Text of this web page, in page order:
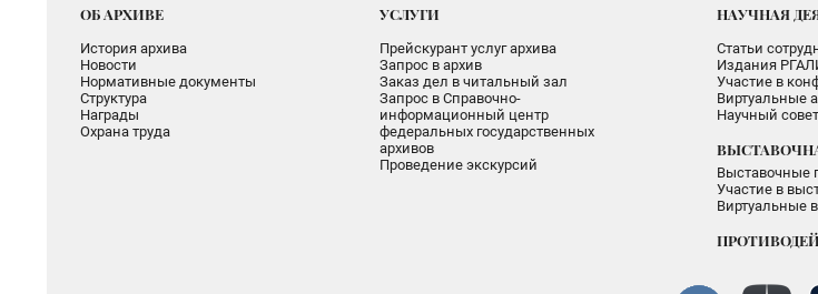
ОБ АРХИВЕ
История архива
Новости
Нормативные документы
Структура
Награды
Охрана труда
УСЛУГИ
Прейскурант услуг архива
Запрос в архив
Заказ дел в читальный зал
Запрос в Справочно-
информационный центр
федеральных государственных
архивов
Проведение экскурсий
НАУЧНАЯ
Статьи
Издания
Участие в
Виртуальные
Научный совет
Выставочные
Участие в
Виртуальные